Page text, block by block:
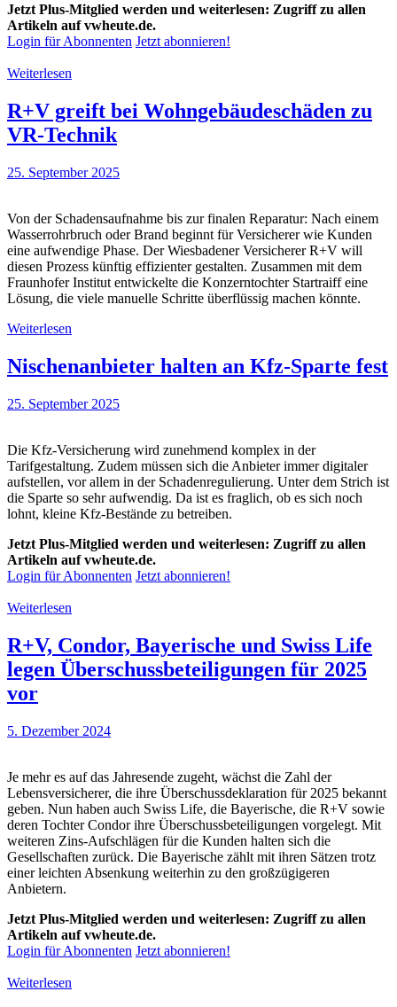
Jetzt Plus-Mitglied werden und weiterlesen: Zugriff zu allen
Artikeln auf vwheute.de.
Login für Abonnenten Jetzt abonnieren!
Weiterlesen
R+V greift bei Wohngebäudeschäden zu
VR-Technik
25. September 2025
Von der Schadensaufnahme bis zur finalen Reparatur: Nach einem
Wasserrohrbruch oder Brand beginnt für Versicherer wie Kunden
eine aufwendige Phase. Der Wiesbadener Versicherer R+V will
diesen Prozess künftig effizienter gestalten. Zusammen mit dem
Fraunhofer Institut entwickelte die Konzerntochter Startraiff eine
Lösung, die viele manuelle Schritte überflüssig machen könnte.
Weiterlesen
Nischenanbieter halten an Kfz-Sparte fest
25. September 2025
Die Kfz-Versicherung wird zunehmend komplex in der
Tarifgestaltung. Zudem müssen sich die Anbieter immer digitaler
aufstellen, vor allem in der Schadenregulierung. Unter dem Strich ist
die Sparte so sehr aufwendig. Da ist es fraglich, ob es sich noch
lohnt, kleine Kfz-Bestände zu betreiben.
Jetzt Plus-Mitglied werden und weiterlesen: Zugriff zu allen
Artikeln auf vwheute.de.
Login für Abonnenten Jetzt abonnieren!
Weiterlesen
R+V, Condor, Bayerische und Swiss Life
legen Überschussbeteiligungen für 2025
vor
5. Dezember 2024
Je mehr es auf das Jahresende zugeht, wächst die Zahl der
Lebensversicherer, die ihre Überschussdeklaration für 2025 bekannt
geben. Nun haben auch Swiss Life, die Bayerische, die R+V sowie
deren Tochter Condor ihre Überschussbeteiligungen vorgelegt. Mit
weiteren Zins-Aufschlägen für die Kunden halten sich die
Gesellschaften zurück. Die Bayerische zählt mit ihren Sätzen trotz
einer leichten Absenkung weiterhin zu den großzügigeren
Anbietern.
Jetzt Plus-Mitglied werden und weiterlesen: Zugriff zu allen
Artikeln auf vwheute.de.
Login für Abonnenten Jetzt abonnieren!
Weiterlesen